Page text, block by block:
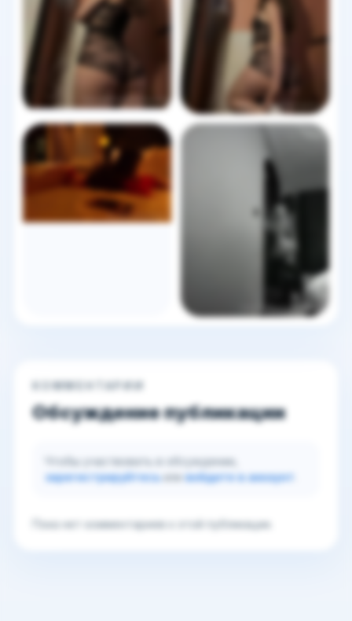
Обсуждение публикации
Чтобы участвовать в обсуждении,
зарегистрируйтесьили войдите в аккаунт
Пока нет комментариев к этой публикации.